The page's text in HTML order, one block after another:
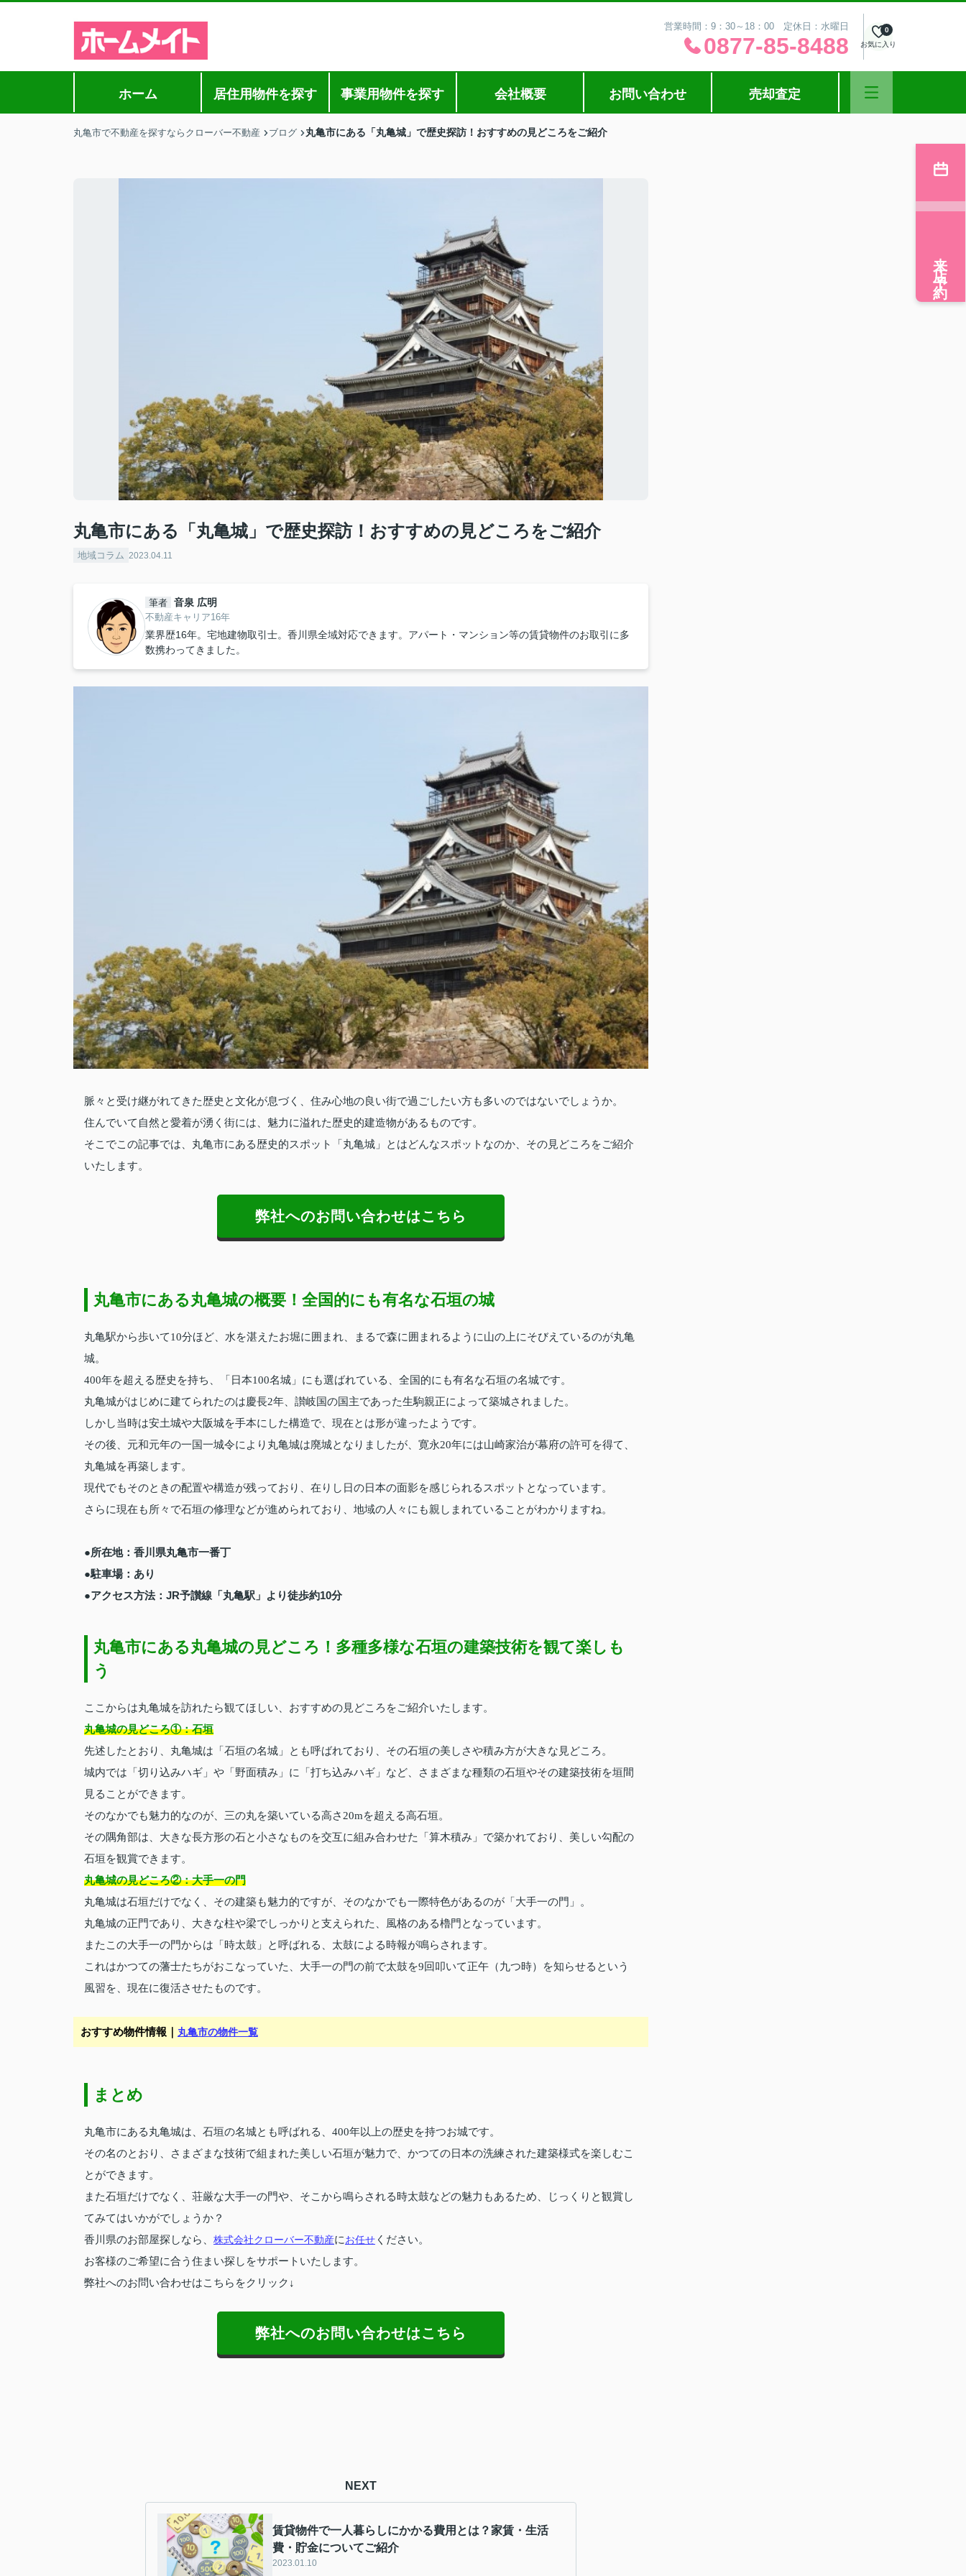
営業時間：9：30～18：00 定休日：水曜日
0877-85-8488 お気に入り
0
ホーム 居住用物件を探す 事業用物件を探す 会社概要 お問い合わせ 売却査定
丸亀市で不動産を探すならクローバー不動産 ブログ 丸亀市にある「丸亀城」で歴史探訪！おすすめの見どころをご紹介
丸亀市にある「丸亀城」で歴史探訪！おすすめの見どころをご紹介
地域コラム 2023.04.11
筆者 音泉 広明
不動産キャリア16年
業界歴16年。宅地建物取引士。香川県全域対応できます。アパート・マンション等の賃貸物件のお取引に多
数携わってきました。
脈々と受け継がれてきた歴史と文化が息づく、住み心地の良い街で過ごしたい方も多いのではないでしょうか。
住んでいて自然と愛着が湧く街には、魅力に溢れた歴史的建造物があるものです。
そこでこの記事では、丸亀市にある歴史的スポット「丸亀城」とはどんなスポットなのか、その見どころをご紹介
いたします。
弊社へのお問い合わせはこちら
丸亀市にある丸亀城の概要！全国的にも有名な石垣の城
丸亀駅から歩いて10分ほど、水を湛えたお堀に囲まれ、まるで森に囲まれるように山の上にそびえているのが丸亀
城。
400年を超える歴史を持ち、「日本100名城」にも選ばれている、全国的にも有名な石垣の名城です。
丸亀城がはじめに建てられたのは慶長2年、讃岐国の国主であった生駒親正によって築城されました。
しかし当時は安土城や大阪城を手本にした構造で、現在とは形が違ったようです。
その後、元和元年の一国一城令により丸亀城は廃城となりましたが、寛永20年には山崎家治が幕府の許可を得て、
丸亀城を再築します。
現代でもそのときの配置や構造が残っており、在りし日の日本の面影を感じられるスポットとなっています。
さらに現在も所々で石垣の修理などが進められており、地域の人々にも親しまれていることがわかりますね。
●所在地：香川県丸亀市一番丁
●駐車場：あり
●アクセス方法：JR予讃線「丸亀駅」より徒歩約10分
丸亀市にある丸亀城の見どころ！多種多様な石垣の建築技術を観て楽しも
う
ここからは丸亀城を訪れたら観てほしい、おすすめの見どころをご紹介いたします。
丸亀城の見どころ①：石垣
先述したとおり、丸亀城は「石垣の名城」とも呼ばれており、その石垣の美しさや積み方が大きな見どころ。
城内では「切り込みハギ」や「野面積み」に「打ち込みハギ」など、さまざまな種類の石垣やその建築技術を垣間
見ることができます。
そのなかでも魅力的なのが、三の丸を築いている高さ20mを超える高石垣。
その隅角部は、大きな長方形の石と小さなものを交互に組み合わせた「算木積み」で築かれており、美しい勾配の
石垣を観賞できます。
丸亀城の見どころ②：大手一の門
丸亀城は石垣だけでなく、その建築も魅力的ですが、そのなかでも一際特色があるのが「大手一の門」。
丸亀城の正門であり、大きな柱や梁でしっかりと支えられた、風格のある櫓門となっています。
またこの大手一の門からは「時太鼓」と呼ばれる、太鼓による時報が鳴らされます。
これはかつての藩士たちがおこなっていた、大手一の門の前で太鼓を9回叩いて正午（九つ時）を知らせるという
風習を、現在に復活させたものです。
おすすめ物件情報｜ 丸亀市の物件一覧
まとめ
丸亀市にある丸亀城は、石垣の名城とも呼ばれる、400年以上の歴史を持つお城です。
その名のとおり、さまざまな技術で組まれた美しい石垣が魅力で、かつての日本の洗練された建築様式を楽しむこ
とができます。
また石垣だけでなく、荘厳な大手一の門や、そこから鳴らされる時太鼓などの魅力もあるため、じっくりと観賞し
てみてはいかがでしょうか？
香川県のお部屋探しなら、 株式会社クローバー不動産にお任せ ください。
お客様のご希望に合う住まい探しをサポートいたします。
弊社へのお問い合わせはこちらをクリック↓
弊社へのお問い合わせはこちら
NEXT
賃貸物件で一人暮らしにかかる費用とは？家賃・生活
費・貯金についてご紹介
2023.01.10
来店予約